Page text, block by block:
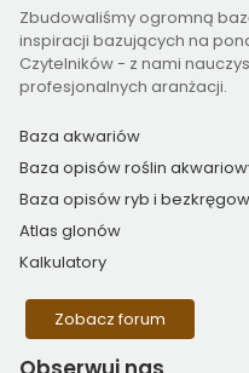
Zbudowaliśmy ogromną
inspiracji bazujących na
Czytelników - z nami
profesjonalnych aranżacji.
Baza akwariów
Baza opisów roślin
Baza opisów ryb i
Atlas glonów
Kalkulatory
Zobacz forum